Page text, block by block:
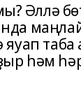
Әллә
яуап
һәм